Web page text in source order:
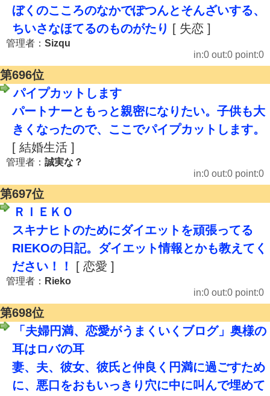
ぼくのこころのなかでぽつんとそんざいする、
ちいさなほてるのものがたり [ 失恋 ]
管理者： Sizqu
in:0 out:0 point:0
第696位
パイプカットします
パートナーともっと親密になりたい。子供も大
きくなったので、ここでパイプカットします。
[ 結婚生活 ]
管理者： 誠実な？
in:0 out:0 point:0
第697位
ＲＩＥＫＯ
スキナヒトのためにダイエットを頑張ってる
RIEKOの日記。ダイエット情報とかも教えてく
ださい！！
[ 恋愛 ]
管理者： Rieko
in:0 out:0 point:0
第698位
「夫婦円満、恋愛がうまくいくブログ」奥様の
耳はロバの耳
妻、夫、彼女、彼氏と仲良く円満に過ごすため
に、悪口をおもいっきり穴に中に叫んで埋めて